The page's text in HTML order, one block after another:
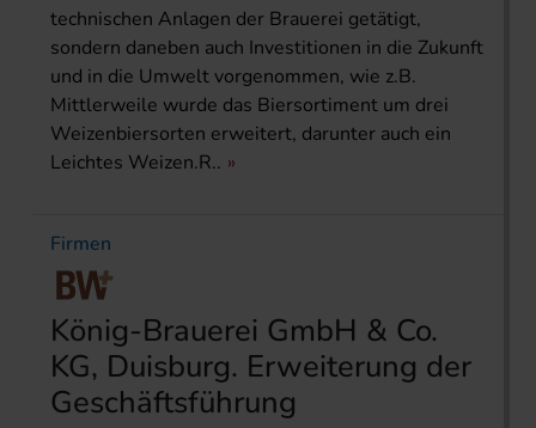
technischen Anlagen der Brauerei getätigt,
sondern daneben auch Investitionen in die Zukunft
und in die Umwelt vorgenommen, wie z.B.
Mittlerweile wurde das Biersortiment um drei
Weizenbiersorten erweitert, darunter auch ein
Leichtes Weizen.R..
Firmen
König-Brauerei GmbH & Co.
KG, Duisburg. Erweiterung der
Geschäftsführung